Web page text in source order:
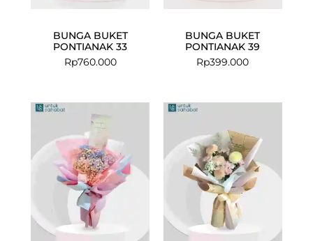
BUNGA BUKET
PONTIANAK 33
Rp760.000
BUNGA BUKET
PONTIANAK 39
Rp399.000